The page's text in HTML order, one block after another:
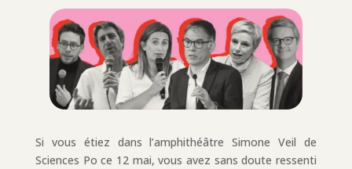
Si vous étiez dans l’amphithéâtre Simone Veil de
Sciences Po ce 12 mai, vous avez sans doute ressenti